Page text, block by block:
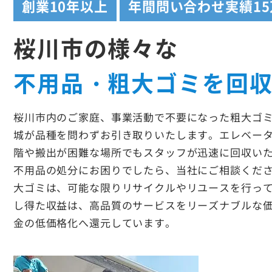
創業10年以上 年間問い合わせ実績
桜川市の様々な
不用品・粗大ゴミを回
桜川市内のご家庭、事業活動で不要になった粗大ゴ
城が品種を問わずお引き取りいたします。エレベー
階や搬出が困難な場所でもスタッフが迅速に回収い
不用品の処分にお困りでしたら、当社にご相談くだ
大ゴミは、可能な限りリサイクルやリユースを行っ
し得た収益は、高品質のサービスをリーズナブルな
金の低価格化へ還元しています。